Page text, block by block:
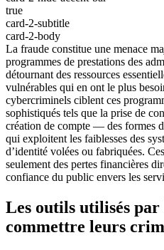
true
card-2-subtitle
card-2-body
La fraude constitue une menace
programmes de prestations des
détournant des ressources
vulnérables qui en ont le plus
cybercriminels ciblent ces
sophistiqués tels que la prise de
création de compte — des formes
qui exploitent les faiblesses des
d’identité volées ou fabriquées.
seulement des pertes financières
confiance du public envers les
Les outils utilisés
commettre leurs